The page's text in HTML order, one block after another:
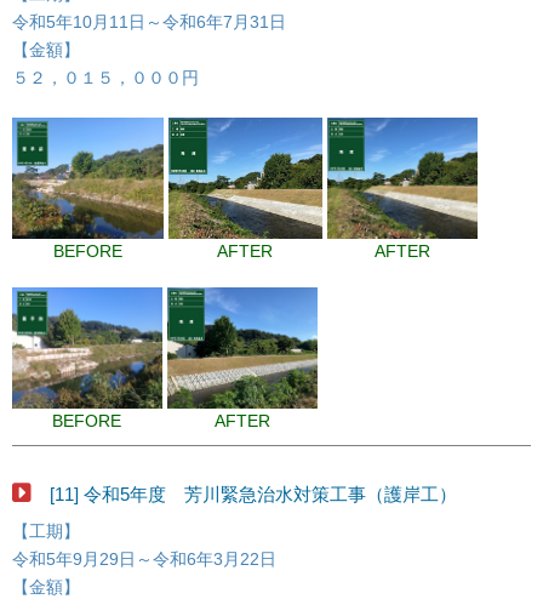
令和5年10月11日～令和6年7月31日
【金額】
５２，０１５，０００円
BEFORE AFTER AFTER
BEFORE AFTER
[11] 令和5年度 芳川緊急治水対策工事（護岸工）
【工期】
令和5年9月29日～令和6年3月22日
【金額】